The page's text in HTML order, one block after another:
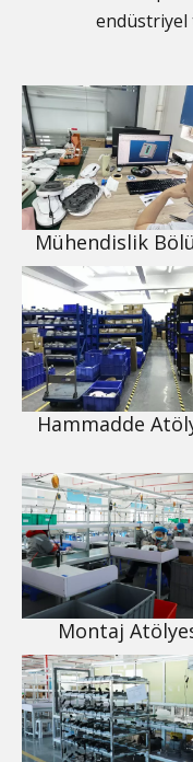
endüstriyel
Mühendislik
Hammadde
Montaj